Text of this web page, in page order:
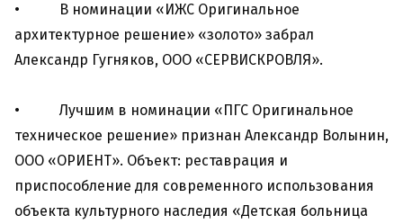
• В номинации «ИЖС Оригинальное
архитектурное решение» «золото» забрал
Александр Гугняков, ООО «СЕРВИСКРОВЛЯ».
• Лучшим в номинации «ПГС Оригинальное
техническое решение» признан Александр Волынин,
ООО «ОРИЕНТ». Объект: реставрация и
приспособление для современного использования
объекта культурного наследия «Детская больница